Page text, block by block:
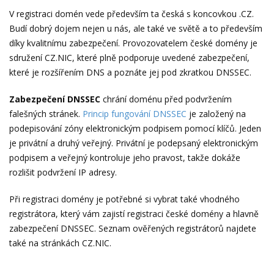
V registraci domén vede především ta česká s koncovkou .CZ.
Budí dobrý dojem nejen u nás, ale také ve světě a to především
díky kvalitnímu zabezpečení. Provozovatelem české domény je
sdružení CZ.NIC, které plně podporuje uvedené zabezpečení,
které je rozšířením DNS a poznáte jej pod zkratkou DNSSEC.
Zabezpečení DNSSEC chrání doménu před podvržením
falešných stránek. Princip fungování DNSSEC je založený na
podepisování zóny elektronickým podpisem pomocí klíčů. Jeden
je privátní a druhý veřejný. Privátní je podepsaný elektronickým
podpisem a veřejný kontroluje jeho pravost, takže dokáže
rozlišit podvržení IP adresy.
Při registraci domény je potřebné si vybrat také vhodného
registrátora, který vám zajistí registraci české domény a hlavně
zabezpečení DNSSEC. Seznam ověřených registrátorů najdete
také na stránkách CZ.NIC.